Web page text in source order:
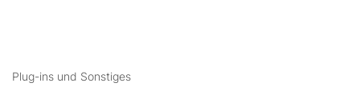
Plug-ins und Sonstiges